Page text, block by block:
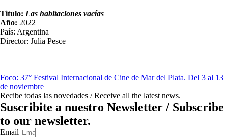
Titulo: Las habitaciones vacías
Año: 2022
País: Argentina
Director: Julia Pesce
Foco: 37° Festival Internacional de Cine de Mar del Plata. Del 3 al 13
de noviembre
Recibe todas las novedades / Receive all the latest news.
Suscribite a nuestro Newsletter / Subscribe
to our newsletter.
Email